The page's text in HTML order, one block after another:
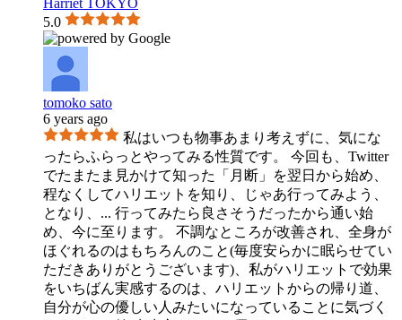
Harriet TOKYO
5.0
tomoko sato
6 years ago
私はいつも物事あまり考えずに、気にな
ったらふらっとやってみる性質です。 今回も、Twitter
でたまたま見かけて知った「月断」を翌日から始め、
程なくしてハリエットを知り、じゃあ行ってみよう、
となり、 ... 行ってみたら良さそうだったから通い始
め、今に至ります。 不調なところが改善され、全身が
ほぐれるのはもちろんのこと(毎度安らかに眠らせてい
ただきありがとうございます)、私がハリエットで効果
をいちばん実感するのは、ハリエットからの帰り道、
自分が心の優しい人みたいになっていることに気づく